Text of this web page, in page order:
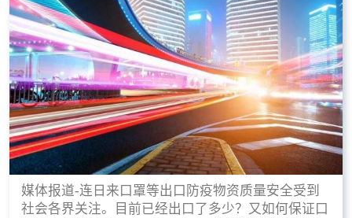
媒体报道-连日来口罩等出口防疫物资质量安全受到
社会各界关注。目前已经出口了多少？又如何保证口